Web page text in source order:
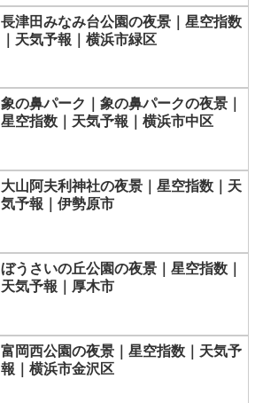
長津田みなみ台公園の夜景｜星空指数
｜天気予報｜横浜市緑区
象の鼻パーク｜象の鼻パークの夜景｜
星空指数｜天気予報｜横浜市中区
大山阿夫利神社の夜景｜星空指数｜天
気予報｜伊勢原市
ぼうさいの丘公園の夜景｜星空指数｜
天気予報｜厚木市
富岡西公園の夜景｜星空指数｜天気予
報｜横浜市金沢区